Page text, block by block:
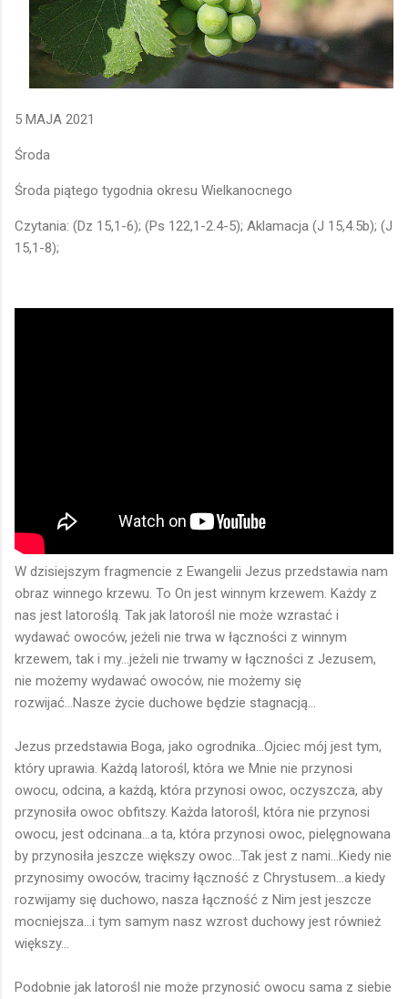
5 MAJA 2021
Środa
Środa piątego tygodnia okresu Wielkanocnego
Czytania: (Dz 15,1-6); (Ps 122,1-2.4-5); Aklamacja (J 15,4.5b); (J
15,1-8);
W dzisiejszym fragmencie z Ewangelii Jezus przedstawia nam
obraz winnego krzewu. To On jest winnym krzewem. Każdy z
nas jest latoroślą. Tak jak latorośl nie może wzrastać i
wydawać owoców, jeżeli nie trwa w łączności z winnym
krzewem, tak i my...jeżeli nie trwamy w łączności z Jezusem,
nie możemy wydawać owoców, nie możemy się
rozwijać...Nasze życie duchowe będzie stagnacją...
Jezus przedstawia Boga, jako ogrodnika...Ojciec mój jest tym,
który uprawia. Każdą latorośl, która we Mnie nie przynosi
owocu, odcina, a każdą, która przynosi owoc, oczyszcza, aby
przynosiła owoc obfitszy. Każda latorośl, która nie przynosi
owocu, jest odcinana...a ta, która przynosi owoc, pielęgnowana
by przynosiła jeszcze większy owoc...Tak jest z nami...Kiedy nie
przynosimy owoców, tracimy łączność z Chrystusem...a kiedy
rozwijamy się duchowo, nasza łączność z Nim jest jeszcze
mocniejsza...i tym samym nasz wzrost duchowy jest również
większy...
Podobnie jak latorośl nie może przynosić owocu sama z siebie